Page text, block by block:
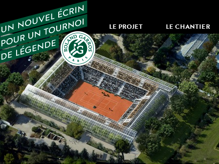
LE PROJET LE CHANTIER